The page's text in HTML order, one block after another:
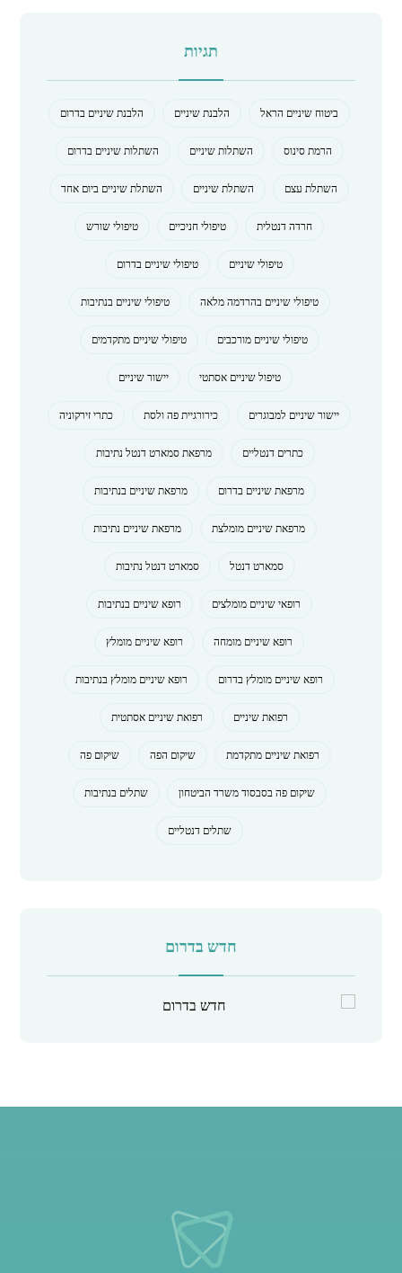
תגיות
ביטוח שיניים הראל הלבנת שיניים
הלבנת שיניים בדרום
הרמת סינוס
השתלות שיניים
השתלות שיניים בדרום
השתלת עצם
השתלת שיניים
השתלת שיניים ביום אחד
חרדה דנטלית
טיפולי חניכיים
טיפולי שורש
טיפולי שיניים
טיפולי שיניים בדרום
טיפולי שיניים בהרדמה מלאה
טיפולי שיניים בנתיבות
טיפולי שיניים מורכבים
טיפולי שיניים מתקדמים
טיפול שיניים אסתטי
יישור שיניים
יישור שיניים למבוגרים
כירורגיית פה ולסת
כתרי זירקוניה
כתרים דנטליים
מרפאת סמארט דנטל נתיבות
מרפאת שיניים בדרום
מרפאת שיניים בנתיבות
מרפאת שיניים מומלצת
מרפאת שיניים נתיבות
סמארט דנטל
סמארט דנטל נתיבות
רופאי שיניים מומלצים
רופא שיניים בנתיבות
רופא שיניים מומחה
רופא שיניים מומלץ
רופא שיניים מומלץ בדרום
רופא שיניים מומלץ בנתיבות
רפואת שיניים
רפואת שיניים אסתטית
רפואת שיניים מתקדמת
שיקום הפה
שיקום פה
שיקום פה בסבסוד משרד הביטחון
שתלים בנתיבות
שתלים דנטליים
חדש בדרום